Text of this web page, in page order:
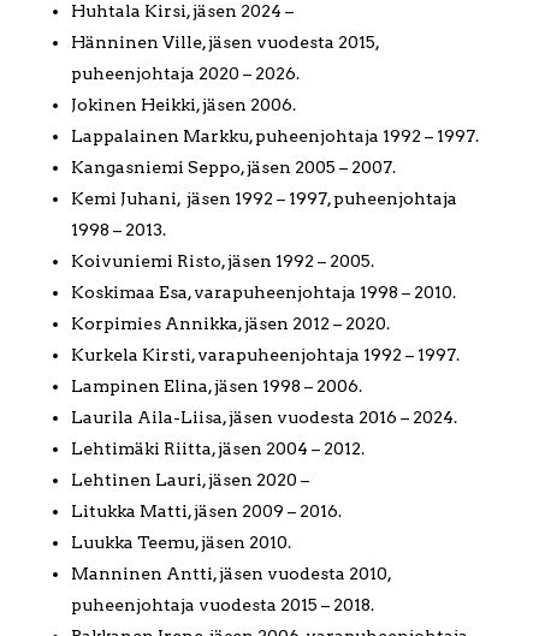
Huhtala Kirsi, jäsen 2024 –
Hänninen Ville, jäsen vuodesta 2015,
puheenjohtaja 2020 – 2026.
Jokinen Heikki, jäsen 2006.
Lappalainen Markku, puheenjohtaja 1992 – 1997.
Kangasniemi Seppo, jäsen 2005 – 2007.
Kemi Juhani, jäsen 1992 – 1997, puheenjohtaja
1998 – 2013.
Koivuniemi Risto, jäsen 1992 – 2005.
Koskimaa Esa, varapuheenjohtaja 1998 – 2010.
Korpimies Annikka, jäsen 2012 – 2020.
Kurkela Kirsti, varapuheenjohtaja 1992 – 1997.
Lampinen Elina, jäsen 1998 – 2006.
Laurila Aila-Liisa, jäsen vuodesta 2016 – 2024.
Lehtimäki Riitta, jäsen 2004 – 2012.
Lehtinen Lauri, jäsen 2020 –
Litukka Matti, jäsen 2009 – 2016.
Luukka Teemu, jäsen 2010.
Manninen Antti, jäsen vuodesta 2010,
puheenjohtaja vuodesta 2015 – 2018.